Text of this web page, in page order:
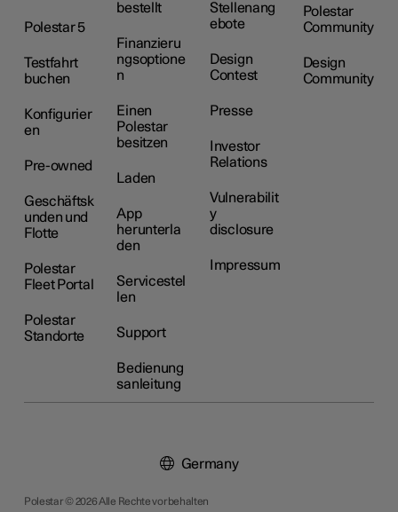
Polestar 5
Testfahrt
buchen
Konfigurier
en
Pre-owned
Geschäftsk
unden und
Flotte
Polestar
Fleet Portal
Polestar
Standorte
bestellt
Finanzieru
ngsoptione
n
Einen
Polestar
besitzen
Laden
App
herunterla
den
Servicestel
len
Support
Bedienung
sanleitung
Stellenang
ebote
Design
Contest
Presse
Investor
Relations
Vulnerabilit
y
disclosure
Impressum
Polestar
Community
Design
Community
Polestar © 2026 Alle Rechte vorbehalten
Germany